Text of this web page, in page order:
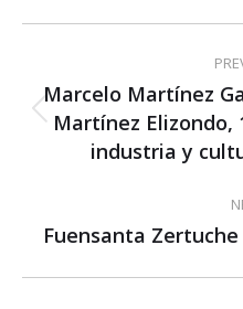
navigation
Marcelo Martínez
Martínez Elizondo,
industria y
Fuensanta